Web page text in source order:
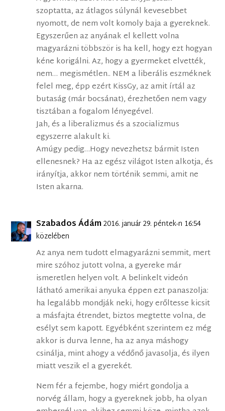
szoptatta, az átlagos súlynál kevesebbet
nyomott, de nem volt komoly baja a gyereknek.
Egyszerűen az anyának el kellett volna
magyarázni többször is ha kell, hogy ezt hogyan
kéne korigálni. Az, hogy a gyermeket elvették,
nem… megismétlen.. NEM a liberális eszméknek
felel meg, épp ezért KissGy, az amit írtál az
butaság (már bocsánat), érezhetően nem vagy
tisztában a fogalom lényegével.
Jah, és a liberalizmus és a szocializmus
egyszerre alakult ki.
Amúgy pedig…Hogy nevezhetsz bármit Isten
ellenesnek? Ha az egész világot Isten alkotja, és
irányítja, akkor nem történik semmi, amit ne
Isten akarna.
Szabados Ádám2016. január 29. péntek-n 16:54
közelében
Az anya nem tudott elmagyarázni semmit, mert
mire szóhoz jutott volna, a gyereke már
ismeretlen helyen volt. A belinkelt videón
látható amerikai anyuka éppen ezt panaszolja:
ha legalább mondják neki, hogy erőltesse kicsit
a másfajta étrendet, biztos megtette volna, de
esélyt sem kapott. Egyébként szerintem ez még
akkor is durva lenne, ha az anya máshogy
csinálja, mint ahogy a védőnő javasolja, és ilyen
miatt veszik el a gyerekét.
Nem fér a fejembe, hogy miért gondolja a
norvég állam, hogy a gyereknek jobb, ha olyan